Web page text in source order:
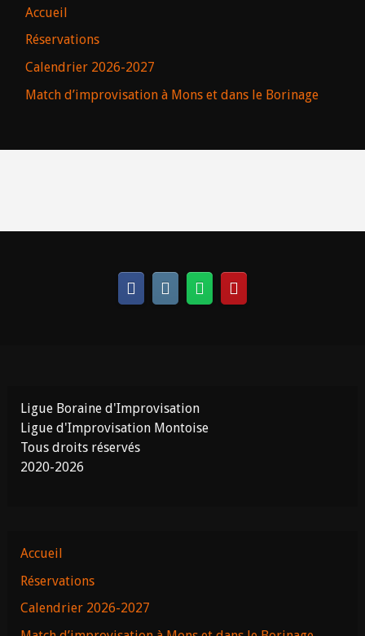
Accueil
Réservations
Calendrier 2026-2027
Match d’improvisation à Mons et dans le Borinage
Ligue Boraine d'Improvisation
Ligue d'Improvisation Montoise
Tous droits réservés
2020-2026
Accueil
Réservations
Calendrier 2026-2027